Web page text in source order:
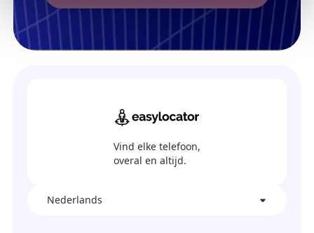
Vind elke telefoon,
overal en altijd.
Nederlands